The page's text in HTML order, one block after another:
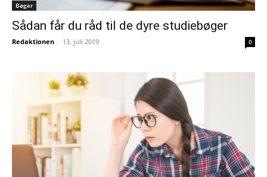
Bøger
Sådan får du råd til de dyre studiebøger
Redaktionen - 13. juli 2019 0